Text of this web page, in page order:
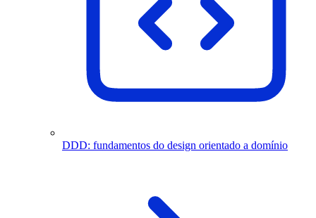
DDD: fundamentos do design orientado a domínio